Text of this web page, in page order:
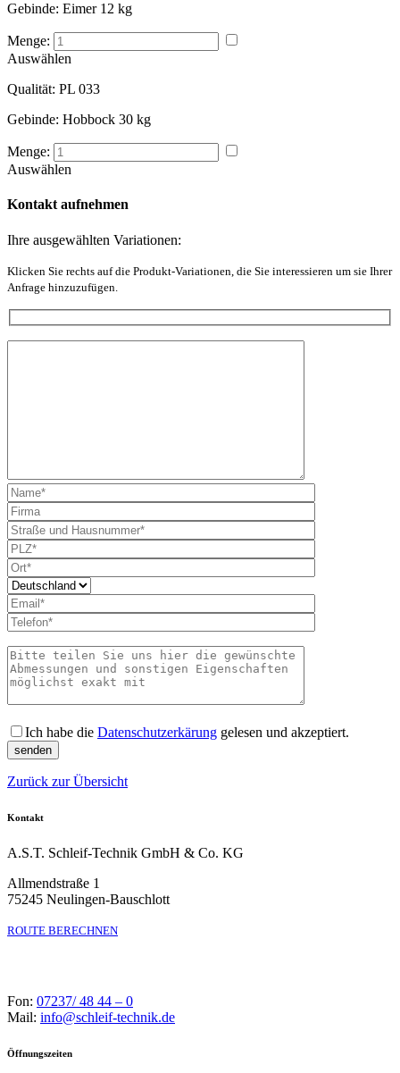
Gebinde: Eimer 12 kg
Menge:
Auswählen
Qualität: PL 033
Gebinde: Hobbock 30 kg
Menge:
Auswählen
Kontakt aufnehmen
Ihre ausgewählten Variationen:
Klicken Sie rechts auf die Produkt-Variationen, die Sie interessieren um sie Ihrer
Anfrage hinzuzufügen.
Ich habe die Datenschutzerkärung gelesen und akzeptiert.
Zurück zur Übersicht
Kontakt
A.S.T. Schleif-Technik GmbH & Co. KG
Allmendstraße 1
75245 Neulingen-Bauschlott
ROUTE BERECHNEN
Fon: 07237/ 48 44 – 0
Mail: info@schleif-technik.de
Öffnungszeiten